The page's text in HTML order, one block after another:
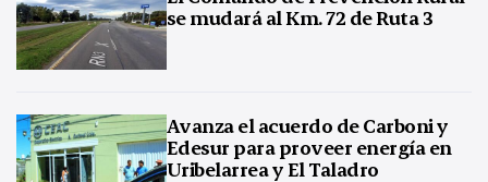
se mudará al Km. 72 de Ruta 3
Avanza el acuerdo de Carboni y
Edesur para proveer energía en
Uribelarrea y El Taladro